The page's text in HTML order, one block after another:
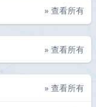
» 查看所有
» 查看所有
» 查看所有